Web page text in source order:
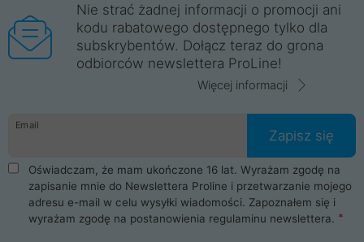
Nie strać żadnej informacji o promocji ani
kodu rabatowego dostępnego tylko dla
subskrybentów. Dołącz teraz do grona
odbiorców newslettera ProLine!
Więcej informacji
Email
Zapisz się
Oświadczam, że mam ukończone 16 lat. Wyrażam zgodę na
zapisanie mnie do Newslettera Proline i przetwarzanie mojego
adresu e-mail w celu wysyłki wiadomości. Zapoznałem się i
wyrażam zgodę na postanowienia regulaminu newslettera.